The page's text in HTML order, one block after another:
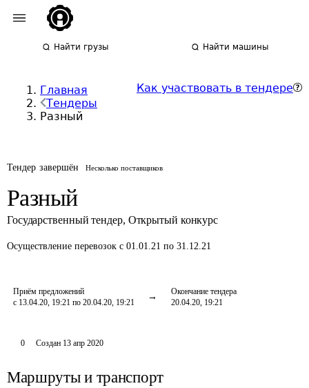
Найти грузы Найти машины
Главная
Тендеры
Разный
Как участвовать в тендере
Тендер завершён Несколько поставщиков
Разный
Государственный тендер, Открытый конкурс
Осуществление перевозок с 01.01.21 по 31.12.21
Приём предложений
с 13.04.20, 19:21 по 20.04.20, 19:21
Окончание тендера
20.04.20, 19:21
0 Создан 13 апр 2020
Маршруты и транспорт